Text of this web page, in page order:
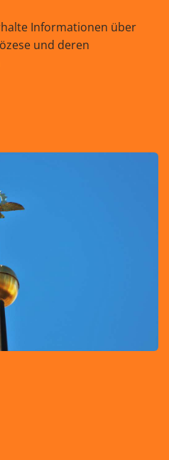
Informationen über
und deren